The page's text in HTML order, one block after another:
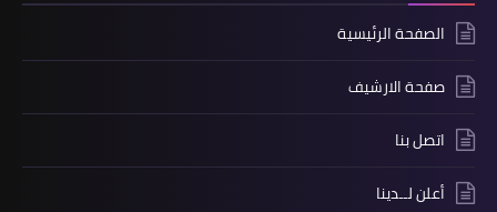
الصفحة الرئيسية
صفحة الارشيف
اتصل بنا
أعلن لــدينا